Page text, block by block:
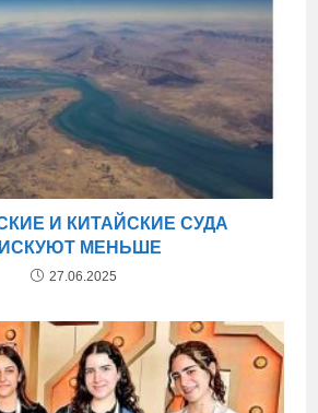
И КИТАЙСКИЕ СУДА
МЕНЬШЕ
27.06.2025